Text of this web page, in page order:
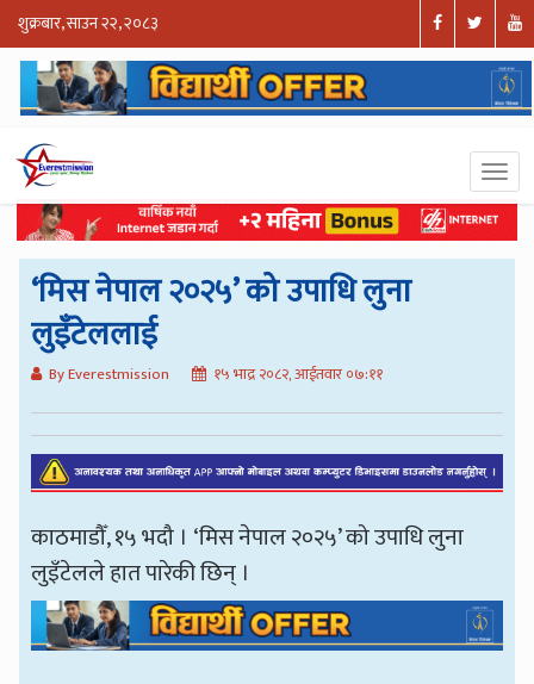
शुक्रबार, साउन २२, २०८३
‘मिस नेपाल २०२५’ को उपाधि लुना
लुइँटेललाई
By Everestmission १५ भाद्र २०८२, आईतवार ०७:११
काठमाडौँ, १५ भदौ । ‘मिस नेपाल २०२५’ को उपाधि लुना
लुइँटेलले हात पारेकी छिन् ।